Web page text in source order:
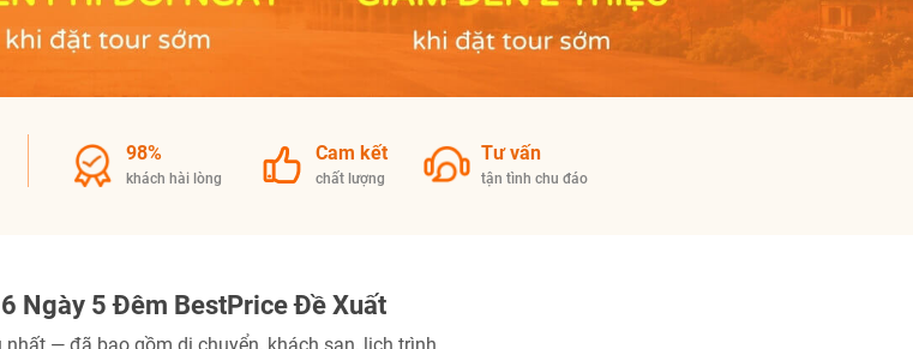
98%
khách hài lòng
Cam kết
chất lượng
Tư vấn
tận tình chu đáo
Ngày 5 Đêm BestPrice Đề Xuất
— đã bao gồm di chuyển, khách sạn, lịch trình
TƯ VẤN NGAY
TƯ VẤN NGAY